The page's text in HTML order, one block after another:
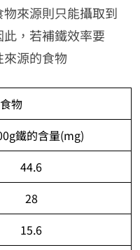
物來源則只能攝取到
，若補鐵效率要
源的食物
物
鐵的含量(mg)
44.6
28
15.6